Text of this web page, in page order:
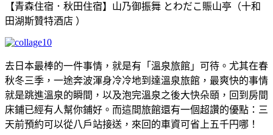
【青森住宿．秋田住宿】山乃御振舞 とわだこ賑山亭（十和
田湖斯贊特酒店 ）
去日本最棒的一件事情，就是有「溫泉旅館」可待。尤其在春
秋冬三季，一途奔波渾身冷冷地到達溫泉旅館，最爽快的事情
就是跳進溫泉的瞬間，以及泡完溫泉之後大快朵頤，回到房間
床鋪已經有人幫你鋪好。而這間旅館還有一個超讚的優點：三
天前預約可以從八戶站接送，來回的車資可省上五千円哪！